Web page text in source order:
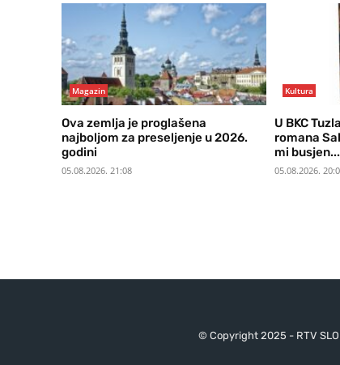
Magazin
Ova zemlja je proglašena
najboljom za preseljenje u 2026.
godini
05.08.2026. 21:08
Kultura
U BKC
romana
mi busjen...
05.08.2026.
© Copyright 2025 - RTV